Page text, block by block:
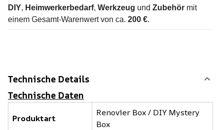
DIY, Heimwerkerbedarf, Werkzeug und Zubehör mit
einem Gesamt-Warenwert von ca. 200 €.
Technische Details
Technische Daten
Produktart
Renovier Box / DIY Mystery
Box